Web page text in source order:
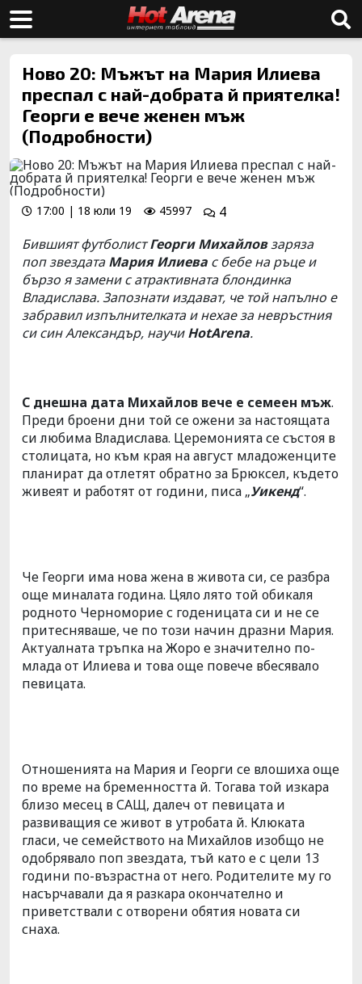
Ново 20: Мъжът на Мария Илиева
преспал с най-добрата й приятелка!
Георги е вече женен мъж
(Подробности)
17:00 | 18 юли 19 45997
4
Бившият футболистГеорги Михайловзаряза
поп звездатаМария Илиева с бебе на ръце и
бързо я замени с атрактивната блондинка
Владислава. Запознати издават, че той напълно е
забравил изпълнителката и нехае за невръстния
си син Александър, научиHotArena.
С днешна дата Михайлов вече е семеен мъж.
Преди броени дни той се ожени за настоящата
си любима Владислава. Церемонията се състоя в
столицата, но към края на август младоженците
планират да отлетят обратно за Брюксел, където
живеят и работят от години, писа „Уикенд“.
Че Георги има нова жена в живота си, се разбра
още миналата година. Цяло лято той обикаля
родното Черноморие с годеницата си и не се
притесняваше, че по този начин дразни Мария.
Актуалната тръпка на Жоро е значително по-
млада от Илиева и това още повече вбесявало
певицата.
Отношенията на Мария и Георги се влошиха още
по време на бременността й. Тогава той изкара
близо месец в САЩ, далеч от певицата и
развиващия се живот в утробата й. Клюката
гласи, че семейството на Михайлов изобщо не
одобрявало поп звездата, тъй като е с цели 13
години по-възрастна от него. Родителите му го
насърчавали да я разкара окончателно и
приветствали с отворени обятия новата си
снаха.